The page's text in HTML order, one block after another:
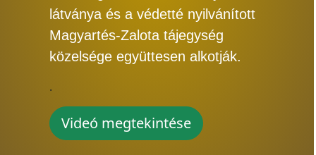
látványa és a védetté nyilvánított
Magyartés-Zalota tájegység
közelsége együttesen alkotják.
.
Videó megtekintése